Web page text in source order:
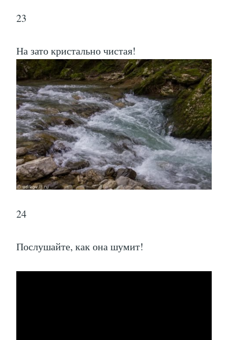
23
На зато кристально чистая!
24
Послушайте, как она шумит!